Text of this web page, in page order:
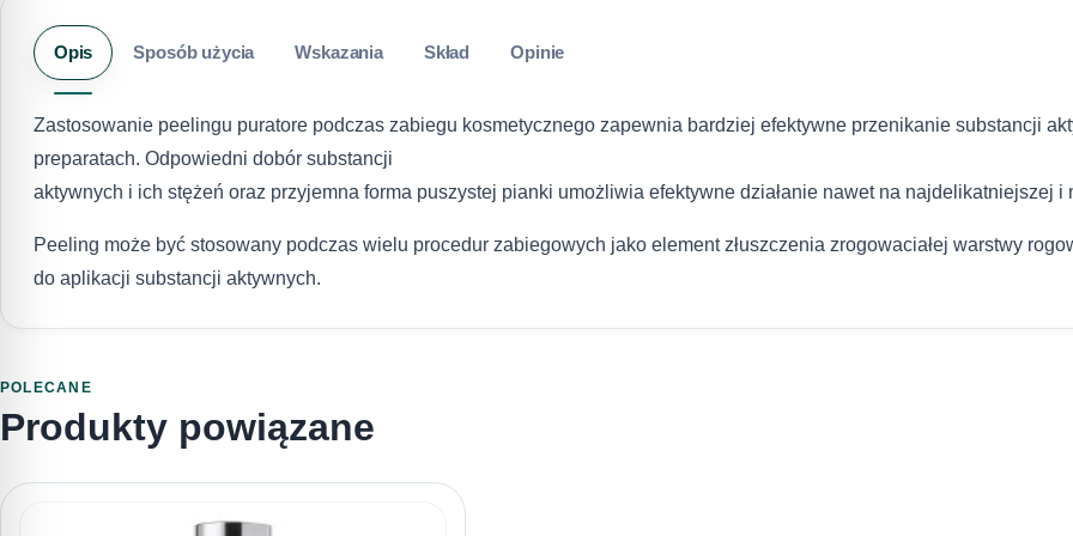
Opis Sposób użycia Wskazania Skład Opinie
Zastosowanie peelingu puratore podczas zabiegu kosmetycznego zapewnia bardziej efektywne przenikanie substancji
preparatach. Odpowiedni dobór substancji
aktywnych i ich stężeń oraz przyjemna forma puszystej pianki umożliwia efektywne działanie nawet na najdelikatniejszej i
Peeling może być stosowany podczas wielu procedur zabiegowych jako element złuszczenia zrogowaciałej warstwy
do aplikacji substancji aktywnych.
POLECANE
Produkty powiązane